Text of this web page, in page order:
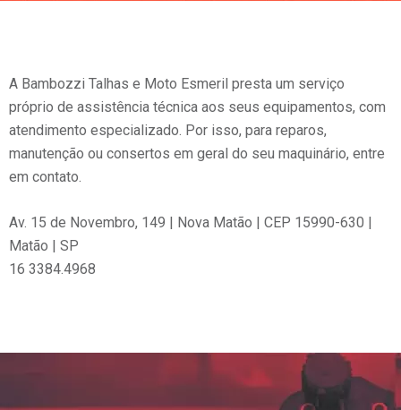
A Bambozzi Talhas e Moto Esmeril presta um serviço
próprio de assistência técnica aos seus equipamentos, com
atendimento especializado. Por isso, para reparos,
manutenção ou consertos em geral do seu maquinário, entre
em contato.
Av. 15 de Novembro, 149 | Nova Matão | CEP 15990-630 |
Matão | SP
16 3384.4968